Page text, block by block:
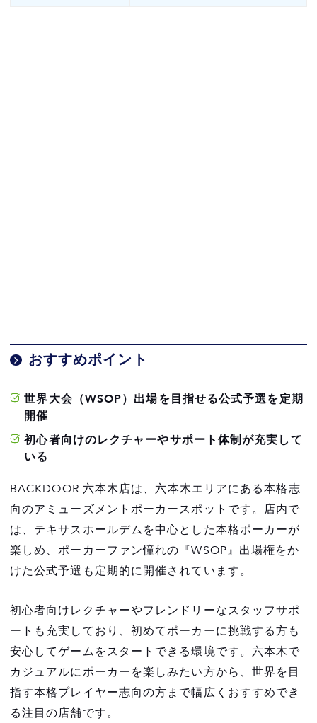
おすすめポイント
世界大会（WSOP）出場を目指せる公式予選を定期
開催
初心者向けのレクチャーやサポート体制が充実して
いる
BACKDOOR 六本木店は、六本木エリアにある本格志
向のアミューズメントポーカースポットです。店内で
は、テキサスホールデムを中心とした本格ポーカーが
楽しめ、ポーカーファン憧れの『WSOP』出場権をか
けた公式予選も定期的に開催されています。
初心者向けレクチャーやフレンドリーなスタッフサポ
ートも充実しており、初めてポーカーに挑戦する方も
安心してゲームをスタートできる環境です。六本木で
カジュアルにポーカーを楽しみたい方から、世界を目
指す本格プレイヤー志向の方まで幅広くおすすめでき
る注目の店舗です。